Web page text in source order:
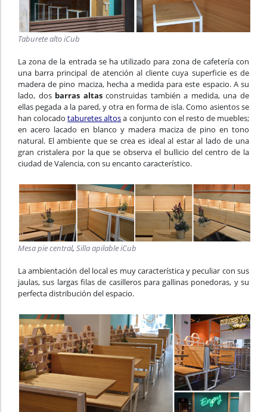
Taburete alto iCub
La zona de la entrada se ha utilizado para zona de cafetería con
una barra principal de atención al cliente cuya superficie es de
madera de pino maciza, hecha a medida para este espacio. A su
lado, dos barras altasconstruidas también a medida, una de
ellas pegada a la pared, y otra en forma de isla. Como asientos se
han colocadotaburetes altosa conjunto con el resto de muebles;
en acero lacado en blanco y madera maciza de pino en tono
natural. El ambiente que se crea es ideal al estar al lado de una
gran cristalera por la que se observa el bullicio del centro de la
ciudad de Valencia, con su encanto característico.
Mesa pie central, Silla apilable iCub
La ambientación del local es muy característica y peculiar con sus
jaulas, sus largas filas de casilleros para gallinas ponedoras, y su
perfecta distribución del espacio.